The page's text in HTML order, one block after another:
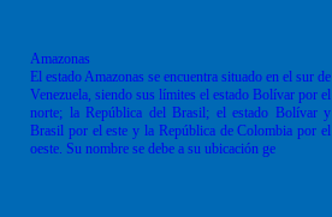
Amazonas
El estado Amazonas se encuentra situado en el sur de
Venezuela, siendo sus límites el estado Bolívar por el
norte; la República del Brasil; el estado Bolívar y
Brasil por el este y la República de Colombia por el
oeste. Su nombre se debe a su ubicación ge